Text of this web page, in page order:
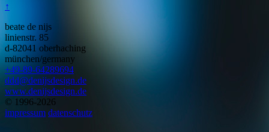
↑
beate de nijs
linienstr. 85
d-82041 oberhaching
münchen/germany
+49-89-64289694
ddd@denijsdesign.de
www.denijsdesign.de
© 1996-2026
impressum datenschutz